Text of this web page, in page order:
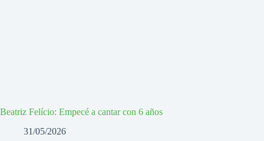
Beatriz Felício: Empecé a cantar con 6 años
31/05/2026